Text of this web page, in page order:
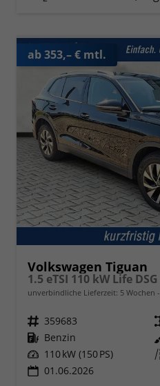
ab 353,– € mtl.
Volkswagen Tiguan
unverbindliche Lieferzeit: 5 Wochen
Fahrzeugnr. 359683
Kraftstoff Benzin
Leistung 110 kW (150 PS)
01.06.2026